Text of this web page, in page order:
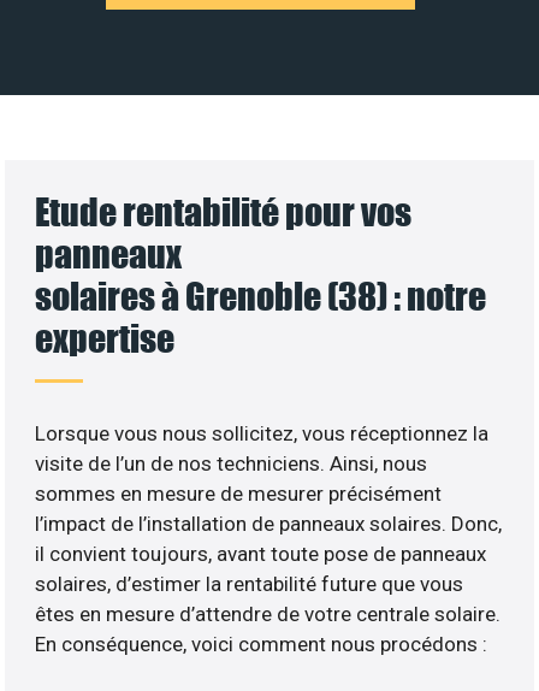
Etude rentabilité pour vos
panneaux
solaires à Grenoble (38) : notre
expertise
Lorsque vous nous sollicitez, vous réceptionnez la
visite de l’un de nos techniciens. Ainsi, nous
sommes en mesure de mesurer précisément
l’impact de l’installation de panneaux solaires. Donc,
il convient toujours, avant toute pose de panneaux
solaires, d’estimer la rentabilité future que vous
êtes en mesure d’attendre de votre centrale solaire.
En conséquence, voici comment nous procédons :